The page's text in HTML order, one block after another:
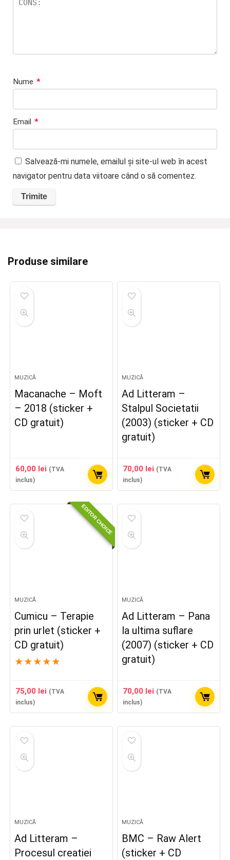
Nume *
Email *
Salvează-mi numele, emailul și site-ul web în acest
navigator pentru data viitoare când o să comentez.
Produse similare
MUZICĂ
Macanache – Moft
– 2018 (sticker +
CD gratuit)
60,00 lei (TVA
inclus)
MUZICĂ
Ad Litteram –
Stalpul Societatii
(2003) (sticker + CD
gratuit)
70,00 lei (TVA
inclus)
EDITOR CHOICE
MUZICĂ
Cumicu – Terapie
prin urlet (sticker +
CD gratuit)
★ ★ ★ ★ ★
75,00 lei (TVA
inclus)
MUZICĂ
Ad Litteram – Pana
la ultima suflare
(2007) (sticker + CD
gratuit)
70,00 lei (TVA
inclus)
MUZICĂ
Ad Litteram –
Procesul creatiei
MUZICĂ
BMC – Raw Alert
(sticker + CD